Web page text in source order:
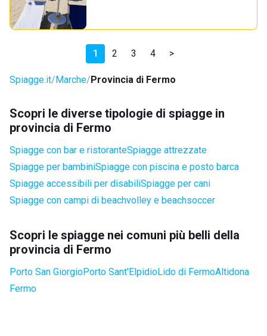
1 2 3 4 >
Spiagge.it Marche Provincia di Fermo
Scopri le diverse tipologie di spiagge in
provincia di Fermo
Spiagge con bar e ristoranteSpiagge attrezzate
Spiagge per bambiniSpiagge con piscina e posto barca
Spiagge accessibili per disabiliSpiagge per cani
Spiagge con campi di beachvolley e beachsoccer
Scopri le spiagge nei comuni più belli della
provincia di Fermo
Porto San GiorgioPorto Sant'ElpidioLido di FermoAltidona
Fermo